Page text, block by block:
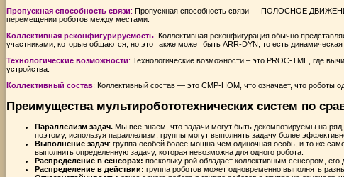
Пропускная способность связи: Пропускная способность связи — ПОЛОСНОЕ
перемещении роботов между местами.
Коллективная реконфигурируемость: Коллективная реконфигурация обычно
участниками, которые общаются, но это также может быть ARR-DYN, то есть
Технологические возможности: Технологические возможности – это PROC-TME, где
устройства.
Коллективный состав: Коллективный состав — это CMP-HOM, что означает, что роботы
Преимущества мультиробототехнических систем по
Параллелизм задач. Мы все знаем, что задачи могут быть декомпозируемы на
поэтому, используя параллелизм, группы могут выполнять задачу более
Выполнение задач: группа особей более мощна чем одиночная особь, и то же
выполнить определенную задачу, которая невозможна для одного робота.
Распределение в сенсорах: поскольку рой обладает коллективным сенсором,
Распределение в действии: группа роботов может одновременно выполнять